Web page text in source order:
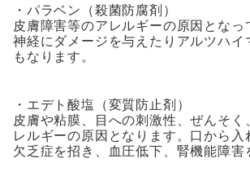
・パラベン（殺菌防腐剤）
皮膚障害等のアレルギーの原因となっ
神経にダメージを与えたりアルツハイ
もなります。
・エデト酸塩（変質防止剤）
皮膚や粘膜、目への刺激性、ぜんそく
レルギーの原因となります。口から入
欠乏症を招き、血圧低下、腎機能障害